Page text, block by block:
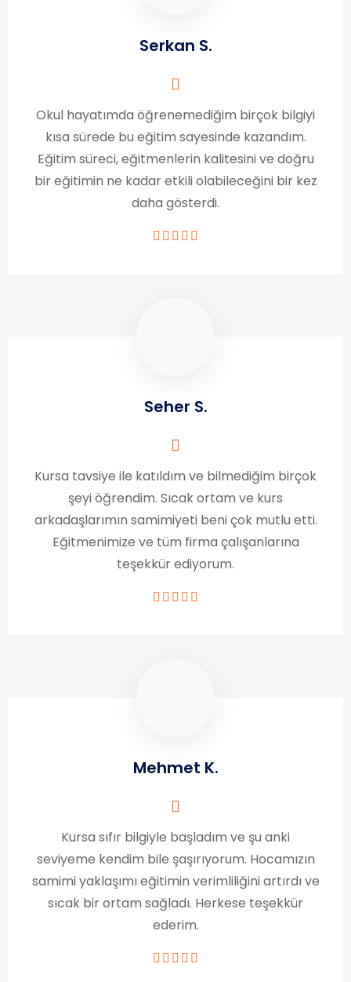
Serkan S.
Okul hayatımda öğrenemediğim birçok bilgiyi
kısa sürede bu eğitim sayesinde kazandım.
Eğitim süreci, eğitmenlerin kalitesini ve doğru
bir eğitimin ne kadar etkili olabileceğini bir kez
daha gösterdi.
Seher S.
Kursa tavsiye ile katıldım ve bilmediğim birçok
şeyi öğrendim. Sıcak ortam ve kurs
arkadaşlarımın samimiyeti beni çok mutlu etti.
Eğitmenimize ve tüm firma çalışanlarına
teşekkür ediyorum.
Mehmet K.
Kursa sıfır bilgiyle başladım ve şu anki
seviyeme kendim bile şaşırıyorum. Hocamızın
samimi yaklaşımı eğitimin verimliliğini artırdı ve
sıcak bir ortam sağladı. Herkese teşekkür
ederim.